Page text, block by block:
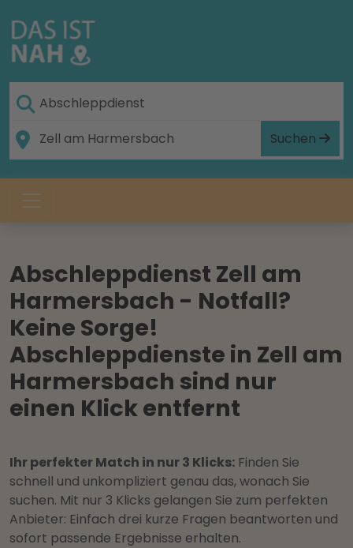
Suchen
Abschleppdienst Zell am
Harmersbach - Notfall?
Keine Sorge!
Abschleppdienste in Zell am
Harmersbach sind nur
einen Klick entfernt
Ihr perfekter Match in nur 3 Klicks: Finden Sie
schnell und unkompliziert genau das, wonach Sie
suchen. Mit nur 3 Klicks gelangen Sie zum perfekten
Anbieter: Einfach drei kurze Fragen beantworten und
sofort passende Ergebnisse erhalten.